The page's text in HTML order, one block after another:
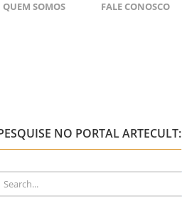
QUEM SOMOS FALE CONOSCO
NO PORTAL ARTECULT: